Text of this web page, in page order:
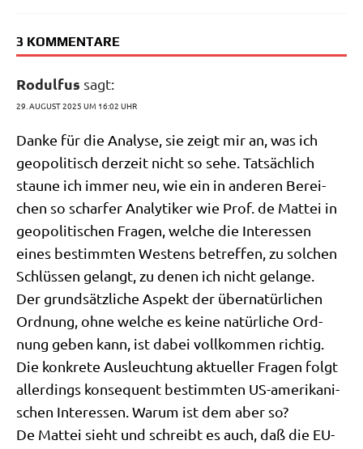
3 KOMMENTARE
Rodulfus sagt:
29. AUGUST 2025 UM 16:02 UHR
Dan­ke für die Ana­ly­se, sie zeigt mir an, was ich
geo­po­li­tisch der­zeit nicht so sehe. Tat­säch­lich
stau­ne ich immer neu, wie ein in ande­ren Berei­
chen so schar­fer Ana­ly­ti­ker wie Prof. de Mat­tei in
geo­po­li­ti­schen Fra­gen, wel­che die Inter­es­sen
eines bestimm­ten Westens betref­fen, zu sol­chen
Schlüs­sen gelangt, zu denen ich nicht gelange.
Der grund­sätz­li­che Aspekt der über­na­tür­li­chen
Ord­nung, ohne wel­che es kei­ne natür­li­che Ord­
nung geben kann, ist dabei voll­kom­men rich­tig.
Die kon­kre­te Aus­leuch­tung aktu­el­ler Fra­gen folgt
aller­dings kon­se­quent bestimm­ten US-ame­ri­ka­ni­
schen Inter­es­sen. War­um ist dem aber so?
De Mat­tei sieht und schreibt es auch, daß die EU-